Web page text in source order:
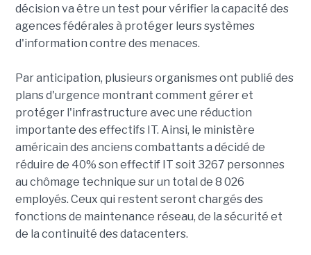
décision va être un test pour vérifier la capacité des
agences fédérales à protéger leurs systèmes
d'information contre des menaces.
Par anticipation, plusieurs organismes ont publié des
plans d'urgence montrant comment gérer et
protéger l'infrastructure avec une réduction
importante des effectifs IT. Ainsi, le ministère
américain des anciens combattants a décidé de
réduire de 40% son effectif IT soit 3267 personnes
au chômage technique sur un total de 8 026
employés. Ceux qui restent seront chargés des
fonctions de maintenance réseau, de la sécurité et
de la continuité des datacenters.